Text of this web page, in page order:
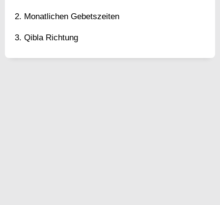
Monatlichen Gebetszeiten
Qibla Richtung